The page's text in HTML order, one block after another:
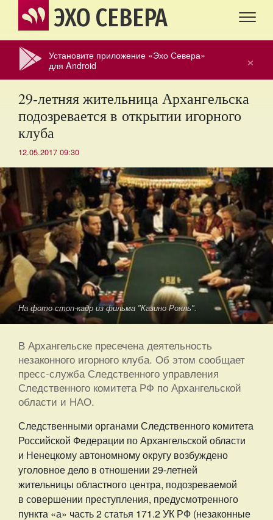
ЭХО СЕВЕРА
×
Установите приложение «Эхо Севера»
для Android
29-летняя жительница Архангельска
подозревается в открытии игорного
клуба
12.05.2017 09:30
На фото стоп-кадр из фильма "Казино Рояль".
В Архангельске пресечена деятельность
незаконного игорного клуба. Об этом сообщает
пресс-служба Следственного управления
Следственного комитета РФ по Архангельской
области и НАО.
Следственными органами Следственного комитета
Российской Федерации по Архангельской области
и Ненецкому автономному округу возбуждено
уголовное дело в отношении 29-летней
жительницы областного центра, подозреваемой
в совершении преступления, предусмотренного
пункта «а» часть 2 статья 171.2 УК РФ (незаконные